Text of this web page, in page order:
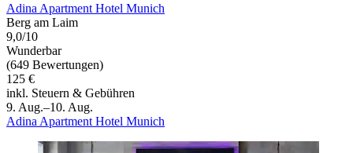
Adina Apartment Hotel Munich
Berg am Laim
9,0/10
Wunderbar
(649 Bewertungen)
125 €
inkl. Steuern & Gebühren
9. Aug.–10. Aug.
Adina Apartment Hotel Munich